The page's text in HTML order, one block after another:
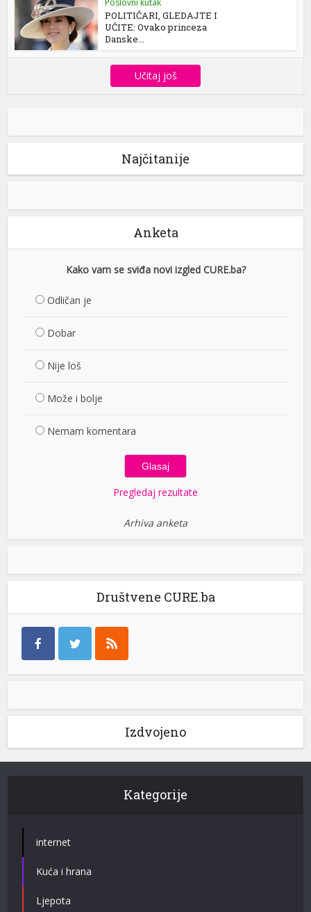
Poslovni kutak
POLITIČARI, GLEDAJTE I
UČITE: Ovako princeza
Danske...
Učitaj još
Najčitanije
Anketa
Kako vam se sviđa novi izgled CURE.ba?
Odličan je
Dobar
Nije loš
Može i bolje
Nemam komentara
Pregledaj rezultate
Arhiva anketa
Društvene CURE.ba
Izdvojeno
Kategorije
internet
Kuća i hrana
Ljepota